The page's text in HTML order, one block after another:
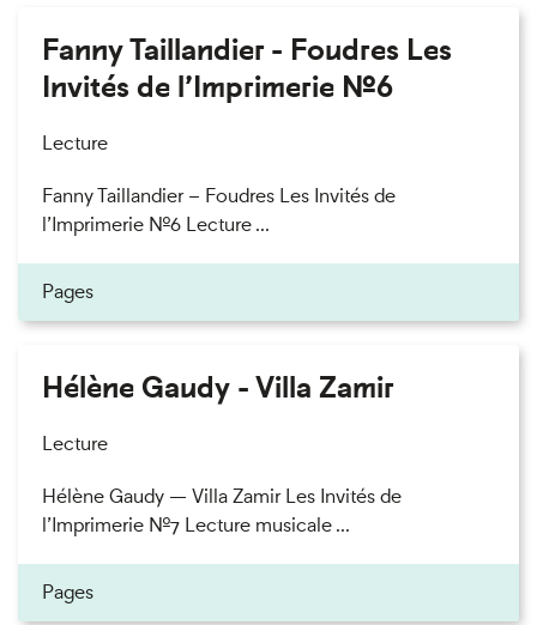
Fanny Taillandier - Foudres Les
Invités de l’Imprimerie n°6
Lecture
Fanny Taillandier – Foudres Les Invités de
l’Imprimerie n°6 Lecture ...
Pages
Hélène Gaudy - Villa Zamir
Lecture
Hélène Gaudy — Villa Zamir Les Invités de
l’Imprimerie n°7 Lecture musicale ...
Pages